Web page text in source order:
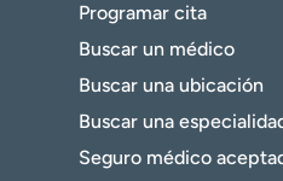
Programar cita
Buscar un médico
Buscar una ubicación
Buscar una
Seguro médico